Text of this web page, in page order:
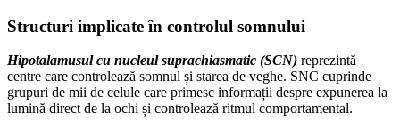
Structuri implicate în controlul somnului
Hipotalamusul cu nucleul suprachiasmatic (SCN) reprezintă
centre care controlează somnul și starea de veghe. SNC cuprinde
grupuri de mii de celule care primesc informații despre expunerea la
lumină direct de la ochi și controlează ritmul comportamental.